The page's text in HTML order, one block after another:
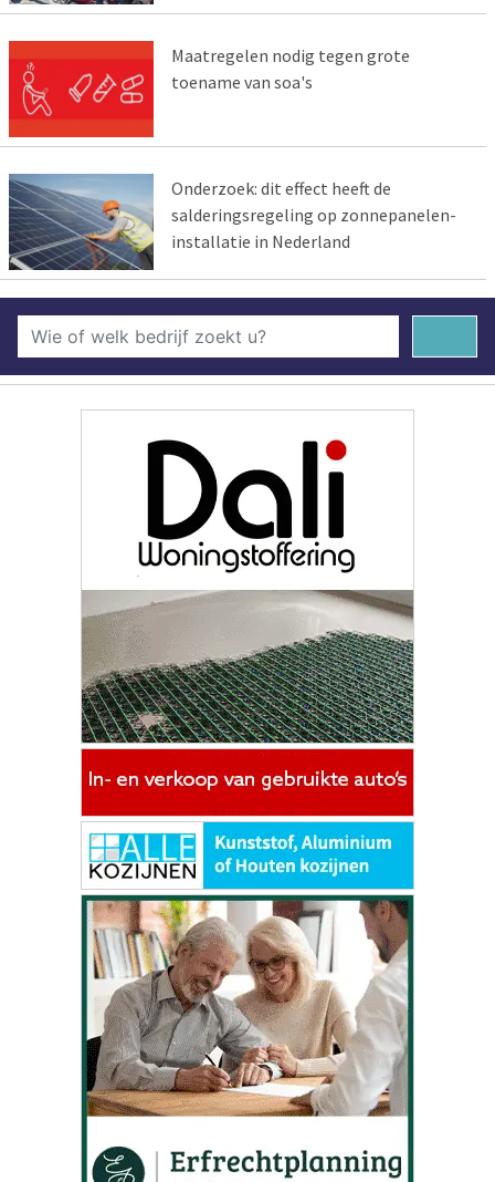
Maatregelen nodig tegen grote
toename van soa's
Onderzoek: dit effect heeft de
salderingsregeling op zonnepanelen-
installatie in Nederland